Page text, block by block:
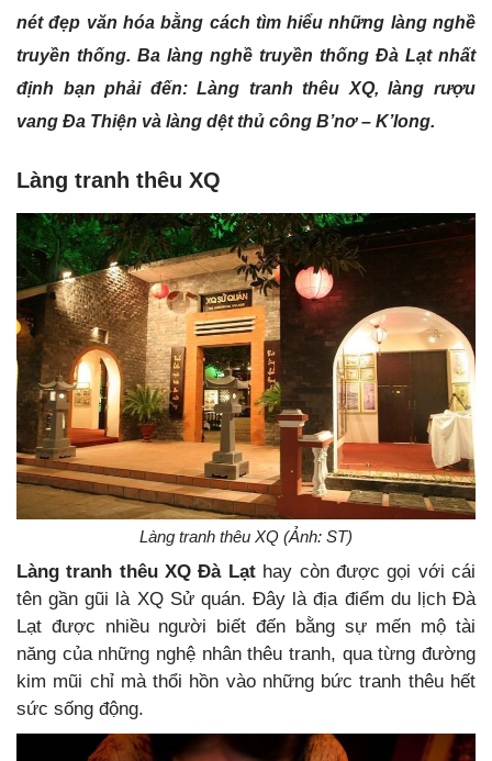
nét đẹp văn hóa bằng cách tìm hiểu những làng nghề
truyền thống. Ba làng nghề truyền thống Đà Lạt nhất
định bạn phải đến: Làng tranh thêu XQ, làng rượu
vang Đa Thiện và làng dệt thủ công B’nơ – K’long.
Làng tranh thêu XQ
Làng tranh thêu XQ (Ảnh: ST)
Làng tranh thêu XQ Đà Lạthay còn được gọi với cái
tên gần gũi là XQ Sử quán. Đây là địa điểm du lịch Đà
Lạt được nhiều người biết đến bằng sự mến mộ tài
năng của những nghệ nhân thêu tranh, qua từng đường
kim mũi chỉ mà thổi hồn vào những bức tranh thêu hết
sức sống động.